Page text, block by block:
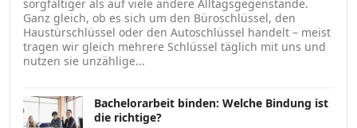
sorgfältiger als auf viele andere Alltagsgegenstände.
Ganz gleich, ob es sich um den Büroschlüssel, den
Haustürschlüssel oder den Autoschlüssel handelt – meist
tragen wir gleich mehrere Schlüssel täglich mit uns und
nutzen sie unzählige...
Bachelorarbeit binden: Welche Bindung ist
die richtige?